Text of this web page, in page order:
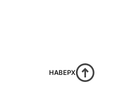
НАВЕРХ